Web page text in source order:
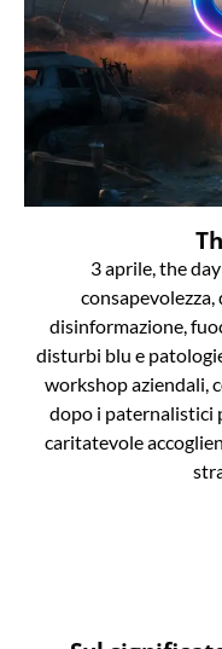
3 aprile, the
consapevolezza,
disinformazione,
disturbi blu e
workshop aziendali,
dopo i paternalistici
caritatevole